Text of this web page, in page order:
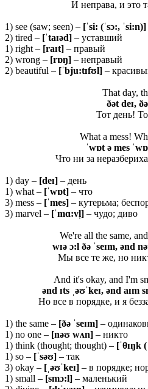
И неправа, и это
1) see (saw; seen) – [ˈsi: (ˈsɔ:, ˈsi:n)]
2) tired – [ˈtaɪəd] – уставший
1) right – [raɪt] – правый
2) wrong – [rɒŋ] – неправый
2) beautiful – [ˈbju:tɪfʊl] –
That day,
ðət deɪ,
Тот день!
What a mess!
ˈwɒt ə mes
Что ни за
1) day – [deɪ] – день
1) what – [ˈwɒt] – что
3) mess – [ˈmes] – кутерьма;
3) marvel – [ˈmɑ:vl̩] – чудо; диво
We're all the same,
wɪə ɔ:l ðə ˈseɪm, ənd
Мы все те же, но
And it's okay, and I'm
ənd ɪts ˌəʊˈkeɪ, ənd aɪm
Но все в порядке, и я
1) the same – [ðə ˈseɪm] –
1) no one – [nəʊ wʌn] – никто
1) think (thought; thought) – [ˈθɪŋk
1) so – [ˈsəʊ] – так
3) okay – [ˌəʊˈkeɪ] – в порядке;
1) small – [smɔ:l] – маленький